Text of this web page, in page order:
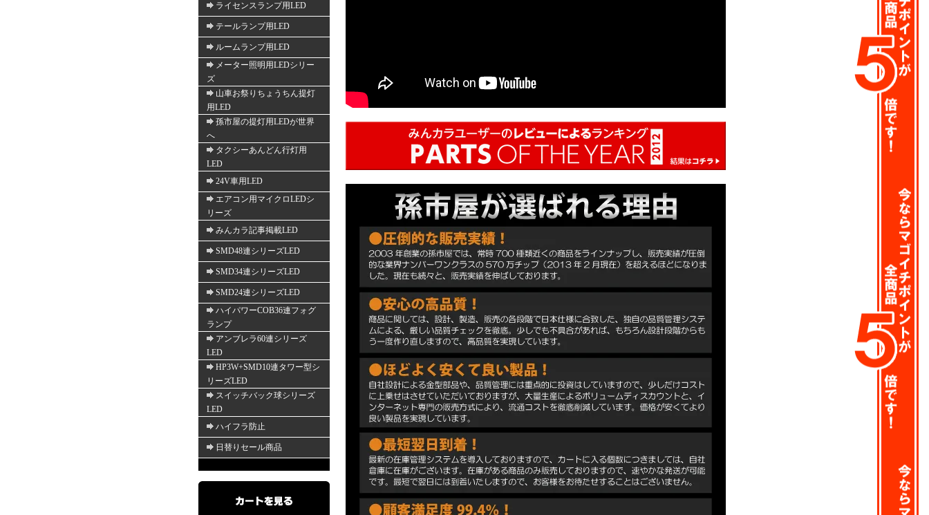
ライセンスランプ用LED
テールランプ用LED
ルームランプ用LED
メーター照明用LEDシリー
ズ
山車お祭りちょうちん提灯
用LED
孫市屋の提灯用LEDが世界
へ
タクシーあんどん行灯用
LED
24V車用LED
エアコン用マイクロLEDシ
リーズ
みんカラ記事掲載LED
SMD48連シリーズLED
SMD34連シリーズLED
SMD24連シリーズLED
ハイパワーCOB36連フォグ
ランプ
アンブレラ60連シリーズ
LED
HP3W+SMD10連タワー型シ
リーズLED
スイッチバック球シリーズ
LED
ハイフラ防止
日替りセール商品